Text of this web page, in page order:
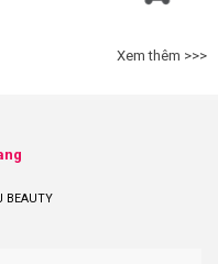
Xem thêm >>>
BEAUTY